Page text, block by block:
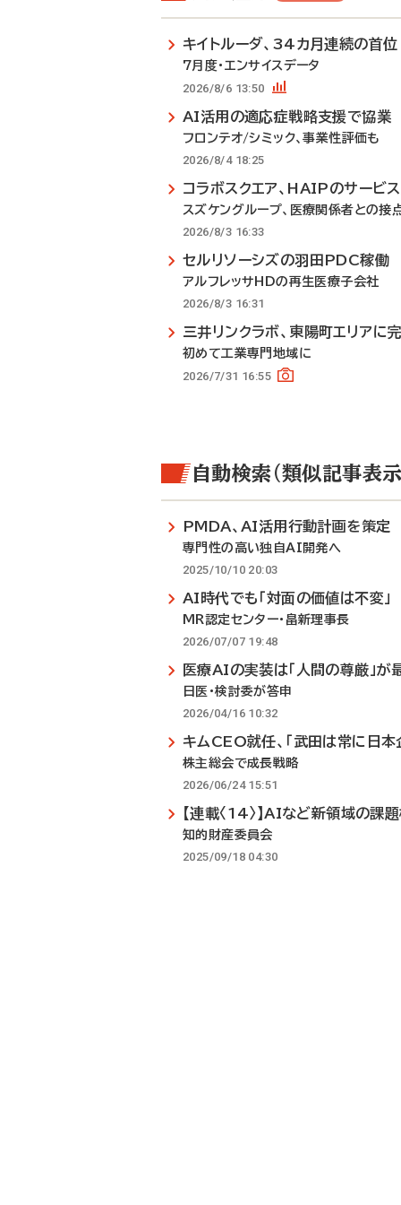
キイトルーダ、34カ月連続の首位
7月度・エンサイスデータ
2026/8/6 13:50
AI活用の適応症戦略支援で協業
フロンテオ/シミック、事業性評価も
2026/8/4 18:25
コラボスクエア、HAIPのサービ
スズケングループ、医療関係者との接
2026/8/3 16:33
セルリソーシズの羽田PDC稼働
アルフレッサHDの再生医療子会社
2026/8/3 16:31
三井リンクラボ、東陽町エリアに
初めて工業専門地域に
2026/7/31 16:55
自動検索（類似記事表示
PMDA、AI活用行動計画を策定
専門性の高い独自AI開発へ
2025/10/10 20:03
AI時代でも「対面の価値は不変」
MR認定センター・畠新理事長
2026/07/07 19:48
医療AIの実装は「人間の尊厳」が
日医・検討委が答申
2026/04/16 10:32
キムCEO就任、「武田は常に日本
株主総会で成長戦略
2026/06/24 15:51
【連載〈14〉】AIなど新領域の課
知的財産委員会
2025/09/18 04:30